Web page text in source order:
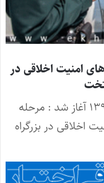
امنیت اخلاقی در
از صبح امروز ۲۸ فروردین ۱۳۹۵ آغاز شد : مرحله
در بزرگراه